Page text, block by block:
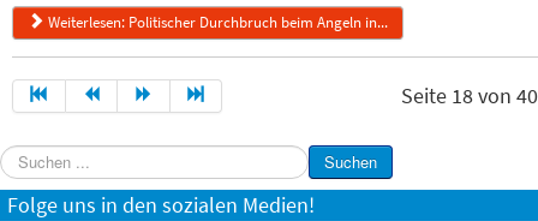
Weiterlesen: Politischer Durchbruch beim Angeln in...
Seite 18 von 40
Suchen
...
Suchen
Folge uns in den sozialen Medien!